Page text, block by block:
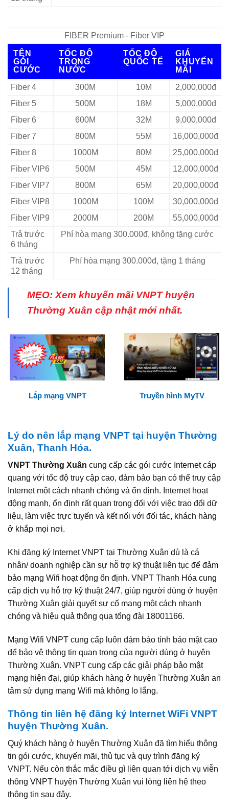
FIBER Premium - Fiber VIP
TÊN
GÓI
CƯỚC
TỐC ĐỘ
TRONG
NƯỚC
TỐC ĐỘ
QUỐC TẾ
GIÁ
KHUYẾN
MÃI
Fiber 4
300M 10M
2,000,000đ
Fiber 5
500M 18M
5,000,000đ
Fiber 6
600M 32M
9,000,000đ
Fiber 7
800M 55M
16,000,000đ
Fiber 8
1000M 80M
25,000,000đ
Fiber VIP6
500M 45M
12,000,000đ
Fiber VIP7
800M 65M
20,000,000đ
Fiber VIP8
1000M 100M
30,000,000đ
Fiber VIP9
2000M 200M
55,000,000đ
Trả trước
6 tháng
Phí hòa mạng 300.000đ, không tặng cước
Trả trước
12 tháng
Phí hòa mạng 300.000đ, tặng 1 tháng
MẸO: Xem khuyến mãi VNPT huyện
Thường Xuân cập nhật mới nhất.
Lắp mạng VNPT Truyền hình MyTV
Lý do nên lắp mạng VNPT tại huyện Thường
Xuân, Thanh Hóa.
VNPT Thường Xuân cung cấp các gói cước Internet cáp
quang với tốc độ truy cập cao, đảm bảo bạn có thể truy cập
Internet một cách nhanh chóng và ổn định. Internet hoạt
động mạnh, ổn định rất quan trọng đối với việc trao đổi dữ
liệu, làm việc trực tuyến và kết nối với đối tác, khách hàng
ở khắp mọi nơi.
Khi đăng ký Internet VNPT tại Thường Xuân dù là cá
nhân/ doanh nghiệp cần sự hỗ trợ kỹ thuật liên tục để đảm
bảo mạng Wifi hoạt động ổn định. VNPT Thanh Hóa cung
cấp dịch vụ hỗ trợ kỹ thuật 24/7, giúp người dùng ở huyện
Thường Xuân giải quyết sự cố mạng một cách nhanh
chóng và hiệu quả thông qua tổng đài 18001166.
Mạng Wifi VNPT cung cấp luôn đảm bảo tính bảo mật cao
để bảo vệ thông tin quan trọng của người dùng ở huyện
Thường Xuân. VNPT cung cấp các giải pháp bảo mật
mạng hiện đại, giúp khách hàng ở huyện Thường Xuân an
tâm sử dụng mạng Wifi mà không lo lắng.
Thông tin liên hệ đăng ký Internet WiFi VNPT
huyện Thường Xuân.
Quý khách hàng ở huyện Thường Xuân đã tìm hiểu thông
tin gói cước, khuyến mãi, thủ tục và quy trình đăng ký
VNPT. Nếu còn thắc mắc điều gì liên quan tới dịch vụ viễn
thông VNPT huyện Thường Xuân vui lòng liên hệ theo
thông tin sau đây.